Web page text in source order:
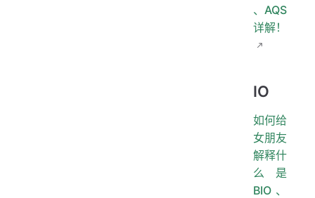
、AQS
详解！
IO
如何给
女朋友
解释什
么是
BIO、